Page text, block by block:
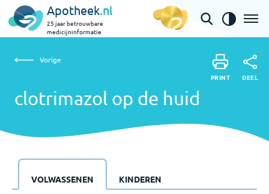
Apotheek.nl
25 jaar betrouwbare
medicijninformatie
clotrimazol op de huid
Vorige
clotrimazol op de huid
PRINT DEEL
VOLWASSENEN KINDEREN